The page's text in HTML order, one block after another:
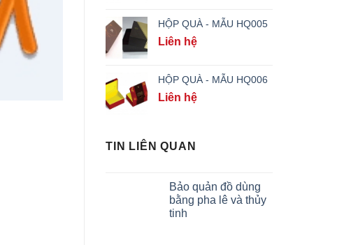
HỘP QUÀ - MẪU HQ005
Liên hệ
HỘP QUÀ - MẪU HQ006
Liên hệ
TIN LIÊN QUAN
Bảo quản đồ dùng
bằng pha lê và thủy
tinh